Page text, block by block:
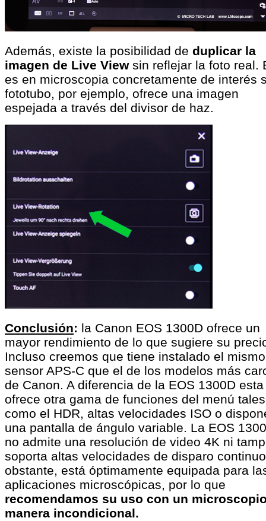
Además, existe la posibilidad de duplicar la
imagen de Live Viewsin reflejar la foto real.
es en microscopia concretamente de interés
fototubo, por ejemplo, ofrece una imagen
espejada a través del divisor de haz.
Conclusión: la Canon EOS 1300D ofrece un
mayor rendimiento de lo que sugiere su
Incluso creemos que tiene instalado el mismo
sensor APS-C que el de los modelos más
de Canon. A diferencia de la EOS 1300D esta
ofrece otra gama de funciones del menú tales
como el HDR, altas velocidades ISO o
una pantalla de ángulo variable. La EOS
no admite una resolución de video 4K ni
soporta altas velocidades de disparo
obstante, está óptimamente equipada para
aplicaciones microscópicas, por lo que
recomendamos su uso con un
manera incondicional.